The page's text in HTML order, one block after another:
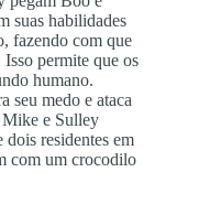
suas habilidades
fazendo com que
Isso permite que os
humano.
seu medo e ataca
e Sulley
residentes em
com um crocodilo